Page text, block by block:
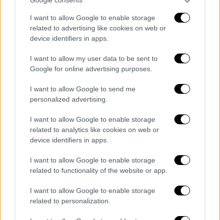
I want to allow Google to enable storage
related to advertising like cookies on web or
device identifiers in apps.
I want to allow my user data to be sent to
Google for online advertising purposes.
I want to allow Google to send me
personalized advertising.
I want to allow Google to enable storage
related to analytics like cookies on web or
device identifiers in apps.
I want to allow Google to enable storage
related to functionality of the website or app.
I want to allow Google to enable storage
related to personalization.
τη ζωή σου και την επαγγελματική σου
πορεία» συμπλήρωσε ενώ αναρωτήθηκε:
πολλές δεξιότητες. Χρειάζονται όμως να
γυρίσουν όλες αυτές οι δεξιότητες; Και
γιατί να μην προσελκύσει η Ελλάδα από όλο
τον κόσμο και όχι μόνο τους Έλληνες;».
Αυγουστίνος Γαλιάσος: Θέλουμε όλα
να γίνονται πιο εύκολα στην Ελλάδα
Έτοιμος να επιστρέψει στην Ελλάδα από το
Λονδίνο είναι ο Αυγουστίνος Γαλιάσος αν
προσπάθησε να γυρίσει Ελλάδα.Συνάντησε,
ωστόσο, δυσκολίες γιατί το περιβάλλον δεν